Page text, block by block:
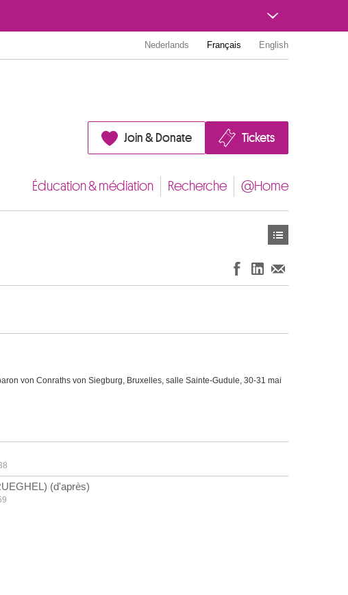
Nederlands Français English
Join & Donate Tickets
Éducation & médiation Recherche @Home
von Conraths von Siegburg, Bruxelles, salle Sainte-Gudule, 30-31 mai
(d'après)